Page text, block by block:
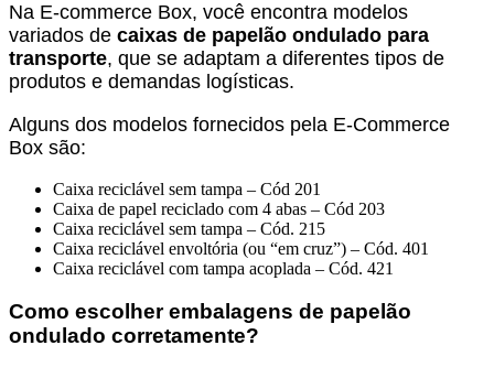
Na E-commerce Box, você encontra modelos
variados de caixas de papelão ondulado para
transporte, que se adaptam a diferentes tipos de
produtos e demandas logísticas.
Alguns dos modelos fornecidos pela E-Commerce
Box são:
Caixa reciclável sem tampa – Cód 201
Caixa de papel reciclado com 4 abas – Cód 203
Caixa reciclável sem tampa – Cód. 215
Caixa reciclável envoltória (ou “em cruz”) – Cód. 401
Caixa reciclável com tampa acoplada – Cód. 421
Como escolher embalagens de papelão
ondulado corretamente?